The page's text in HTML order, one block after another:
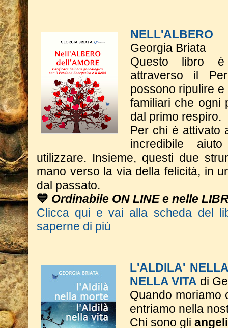
NELL'ALBERO
Georgia Briata
Questo libro
attraverso il
possono ripulire
familiari che ogni
dal primo respiro.
Per chi è attivato
incredibile
utilizzare. Insieme, questi due
mano verso la via della felicità, in
dal passato.
💙 Ordinabile ON LINE e nelle
Clicca qui e vai alla scheda del
saperne di più
L'ALDILA'
NELLA VITA di
Quando moriamo
entriamo nella
Chi sono gli angeli